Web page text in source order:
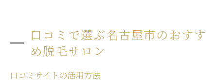
口コミで選ぶ名古屋市のおすす
め脱毛サロン
口コミサイトの活用方法